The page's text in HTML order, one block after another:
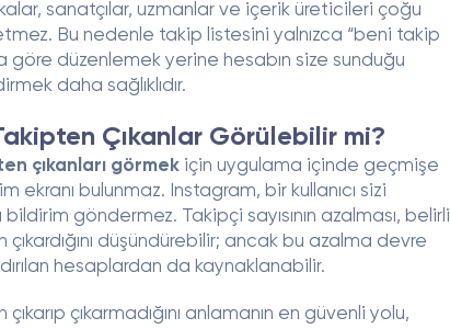
sanatçılar, uzmanlar ve içerik üreticileri çoğu
Bu nedenle takip listesini yalnızca “beni takip
göre düzenlemek yerine hesabın size sunduğu
daha sağlıklıdır.
Çıkanlar Görülebilir mi?
çıkanları görmek için uygulama içinde geçmişe
ekranı bulunmaz. Instagram, bir kullanıcı sizi
bildirim göndermez. Takipçi sayısının azalması, belirli
düşündürebilir; ancak bu azalma devre
hesaplardan da kaynaklanabilir.
çıkarmadığını anlamanın en güvenli yolu,